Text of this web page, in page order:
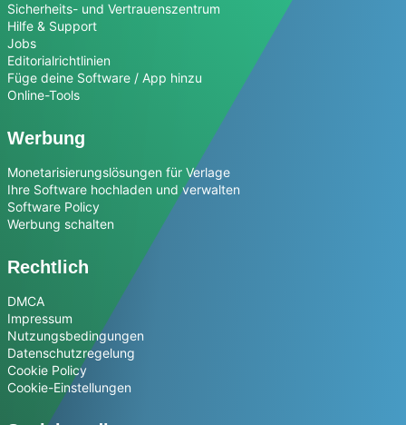
Sicherheits- und Vertrauenszentrum
Hilfe & Support
Jobs
Editorialrichtlinien
Füge deine Software / App hinzu
Online-Tools
Werbung
Monetarisierungslösungen für Verlage
Ihre Software hochladen und verwalten
Software Policy
Werbung schalten
Rechtlich
DMCA
Impressum
Nutzungsbedingungen
Datenschutzregelung
Cookie Policy
Cookie-Einstellungen